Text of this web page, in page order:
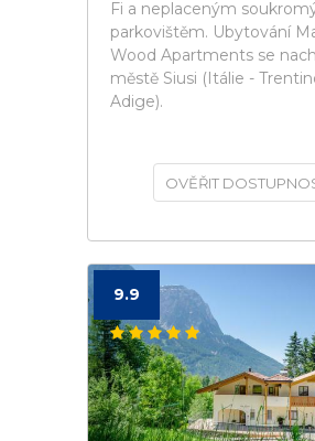
Fi a neplaceným
parkovištěm. Ubytování
Wood Apartments se
městě Siusi (Itálie -
Adige).
OVĚŘIT
9.9